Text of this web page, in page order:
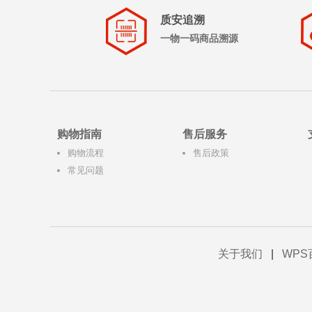
质安追溯
一物一码商品溯源
购物指南
购物流程
常见问题
售后服务
售后政策
关于我们 WPS